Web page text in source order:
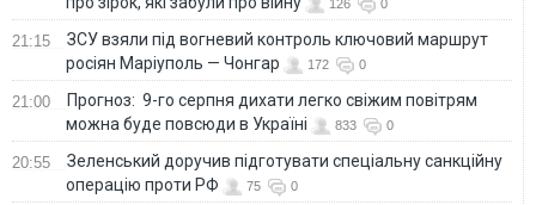
126 0
21:15
ЗСУ взяли під вогневий контроль ключовий маршрут
росіян Маріуполь — Чонгар
172 0
21:00
Прогноз: 9-го серпня дихати легко свіжим повітрям
можна буде повсюди в Україні
833 0
20:55
Зеленський доручив підготувати спеціальну санкційну
операцію проти РФ
75 0